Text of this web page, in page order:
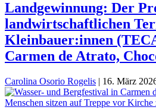
Landgewinnung: Der
landwirtschaftlichen
Kleinbauer:innen
Carmen de Atrato,
Carolina Osorio Rogelis | 16. März